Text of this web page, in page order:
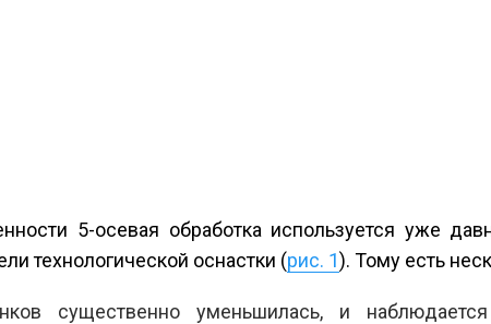
5-осевая обработка используется уже
технологической оснастки (рис. 1). Тому есть
существенно уменьшилась, и